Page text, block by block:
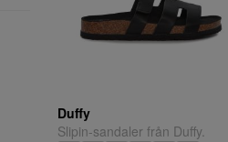
Duffy
Slipin-sandaler från Duffy.